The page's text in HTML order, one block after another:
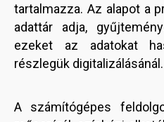
tartalmazza. Az alapot a
adattár adja,
ezeket az adatokat
részlegük digitalizálásánál.
A számítógépes